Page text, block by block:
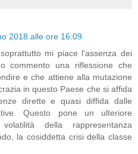
2018 alle ore 16:09
mi piace l'assenza dei
commento una riflessione che
e che attiene alla mutazione
in questo Paese che si affida
dirette e quasi diffida dalle
Questo pone un ulteriore
della rappresentanza
la cosiddetta crisi della classe